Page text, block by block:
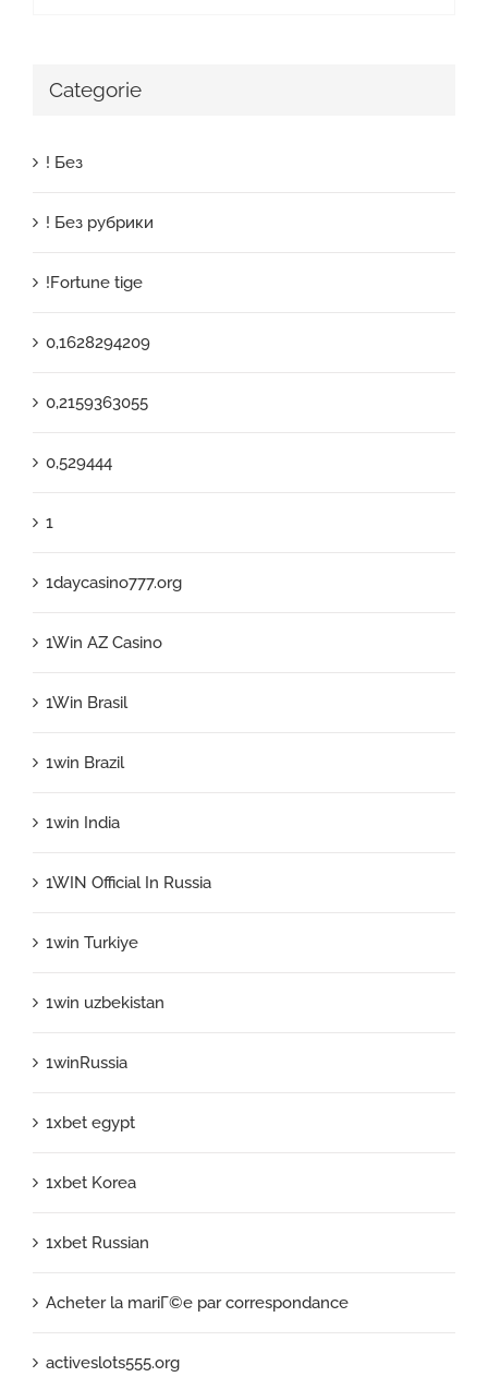
Categorie
! Без
! Без рубрики
!Fortune tige
0,1628294209
0,2159363055
0,529444
1
1daycasino777.org
1Win AZ Casino
1Win Brasil
1win Brazil
1win India
1WIN Official In Russia
1win Turkiye
1win uzbekistan
1winRussia
1xbet egypt
1xbet Korea
1xbet Russian
Acheter la mariГ©e par correspondance
activeslots555.org